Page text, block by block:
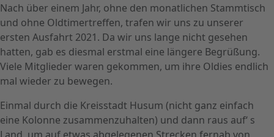
Nach über einem Jahr, ohne den monatlichen Stammtisch
und ohne Oldtimertreffen, trafen wir uns zu unserer
ersten Ausfahrt 2021. Da wir uns lange nicht gesehen
hatten, gab es diesmal erstmal eine längere Begrüßung.
Viele Mitglieder waren gekommen, um ihre Oldies endlich
mal wieder zu bewegen.
Einmal durch die Kreisstadt Husum (nicht ganz einfach
eine Kolonne zusammenzuhalten) und dann raus auf‘ s